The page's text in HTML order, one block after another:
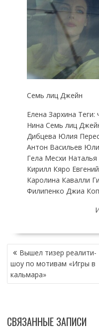
Семь лиц Джейн
Елена Зархина
Нина Семь лиц
Дибцева Юлия
Антон Васильев
Гела Месхи
Кирилл Кяро
Каролина Кавалли
Филипенко Джиа
НАВИГАЦИЯ
ПО
ЗАПИСЯМ
Вышел тизер реалити-
шоу по мотивам «Игры в
кальмара»
СВЯЗАННЫЕ ЗАПИСИ